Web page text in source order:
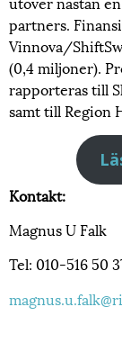
partners.
Vinnova/
(0,4 miljoner).
rapporteras till
samt till Region
Kontakt:
Magnus U Falk
Tel: 010-516 50